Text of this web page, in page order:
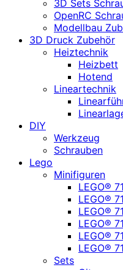
3D Sets
OpenRC
Modellbau
3D Druck Zubehör
Heiztechnik
Heizbett
Hotend
Lineartechnik
DIY
Werkzeug
Schrauben
Lego
Minifiguren
LEGO®
LEGO®
LEGO®
LEGO®
LEGO®
LEGO®
Sets